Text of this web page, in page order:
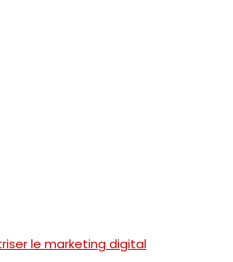
le marketing digital